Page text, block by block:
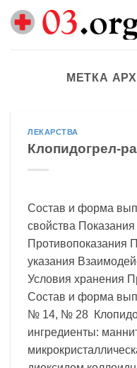
Skip
МЕТКА
ЛЕКАРСТВА
Клопидогрел-
Состав и форма
свойства
указания
Условия хранения
Состав и форма
№ 14, № 28
ингредиенты: